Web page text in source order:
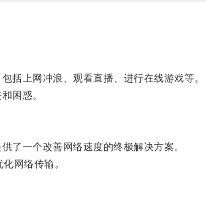
上网冲浪、观看直播、进行在线游戏等。
困惑。
一个改善网络速度的终极解决方案。
网络传输。